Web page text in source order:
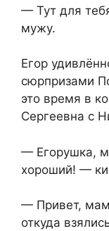
— Тут для
мужу.
Егор
сюрпризами
это время в
Сергеевна с
— Егорушка,
хороший! —
— Привет,
откуда